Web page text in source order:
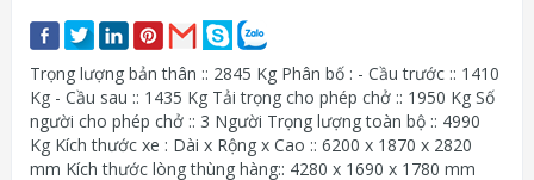
Trọng lượng bản thân :: 2845 Kg Phân bố : - Cầu trước :: 1410
Kg - Cầu sau :: 1435 Kg Tải trọng cho phép chở :: 1950 Kg Số
người cho phép chở :: 3 Người Trọng lượng toàn bộ :: 4990
Kg Kích thước xe : Dài x Rộng x Cao :: 6200 x 1870 x 2820
mm Kích thước lòng thùng hàng:: 4280 x 1690 x 1780 mm